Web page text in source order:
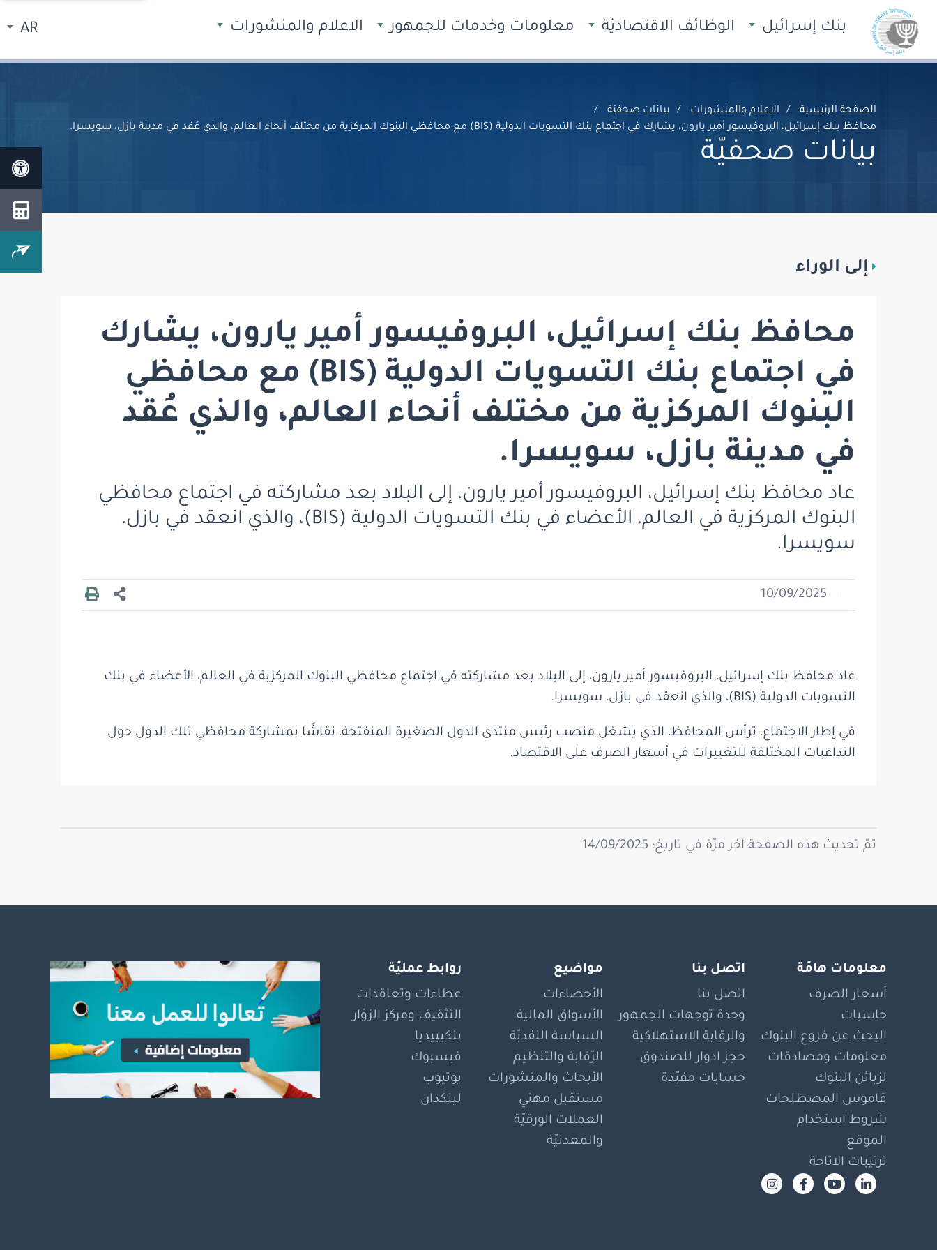
بنك إسرائيل الوظائف الاقتصاديّة معلومات وخدمات للجمهور الاعلام والمنشورات AR
الصفحة الرئيسية الاعلام والمنشورات
بيانات صحفيّة
محافظ بنك إسرائيل، البروفيسور أمير يارون، يشارك في اجتماع بنك التسويات الدولية (BIS) مع محافظي البنوك المركزية من مختلف أنحاء العالم، والذي عُقد في مدينة بازل، سويسرا.
بيانات صحفيّة
إلى الوراء
محافظ بنك إسرائيل، البروفيسور أمير يارون، يشارك
في اجتماع بنك التسويات الدولية (BIS) مع محافظي
البنوك المركزية من مختلف أنحاء العالم، والذي عُقد
في مدينة بازل، سويسرا.
عاد محافظ بنك إسرائيل، البروفيسور أمير يارون، إلى البلاد بعد مشاركته في اجتماع محافظي
البنوك المركزية في العالم، الأعضاء في بنك التسويات الدولية (BIS)، والذي انعقد في بازل،
سويسرا.
10/09/2025
عاد محافظ بنك إسرائيل، البروفيسور أمير يارون، إلى البلاد بعد مشاركته في اجتماع محافظي البنوك المركزية في العالم، الأعضاء في بنك
التسويات الدولية (BIS)، والذي انعقد في بازل، سويسرا.
في إطار الاجتماع، ترأس المحافظ، الذي يشغل منصب رئيس منتدى الدول الصغيرة المنفتحة، نقاشًا بمشاركة محافظي تلك الدول حول
التداعيات المختلفة للتغييرات في أسعار الصرف على الاقتصاد.
تمّ تحديث هذه الصفحة آخر مرّة في تاريخ: 14/09/2025
معلومات هامّة
أسعار الصرف
حاسبات
البحث عن فروع البنوك
معلومات ومصادقات
لزبائن البنوك
قاموس المصطلحات
شروط استخدام
الموقع
ترتيبات الاتاحة
اتصل بنا
اتصل بنا
وحدة توجهات الجمهور
والرقابة الاستهلاكية
حجز ادوار للصندوق
حسابات مقيّدة
مواضيع
الأحصاءات
الأسواق المالية
السياسة النقديّة
الرّقابة والتنظيم
الأبحاث والمنشورات
مستقبل مهني
العملات الورقيّة
والمعدنيّة
روابط عمليّة
عطاءات وتعاقدات
التثقيف ومركز الزوّار
بنكيبيديا
فيسبوك
يوتيوب
لينكدان